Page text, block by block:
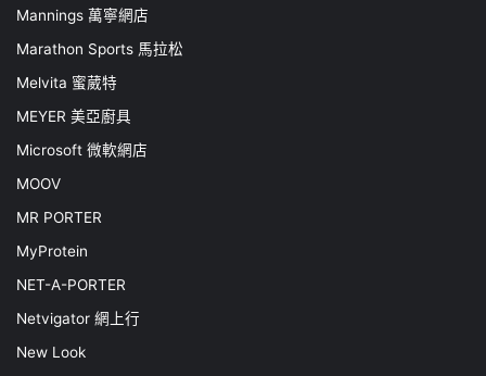
Mannings 萬寧網店
Marathon Sports 馬拉松
Melvita 蜜葳特
MEYER 美亞廚具
Microsoft 微軟網店
MOOV
MR PORTER
MyProtein
NET-A-PORTER
Netvigator 網上行
New Look